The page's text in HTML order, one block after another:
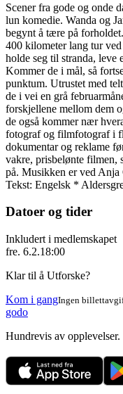
Scener fra gode og onde
lun komedie. Wanda og
begynt å tære på
400 kilometer lang tur
holde seg til stranda, leve
Kommer de i mål, så
punktum. Utrustet med
de i vei en grå
forskjellene mellom dem
de også kommer nær
fotograf og filmfotograf i
dokumentar og reklame
vakre, prisbelønte filmen,
på. Musikken er ved
Tekst: Engelsk *
Datoer og tider
Inkludert i medlemskapet
fre. 6.2.18:00
Klar til å Utforske?
Kom i gangIngen
godo
Hundrevis av